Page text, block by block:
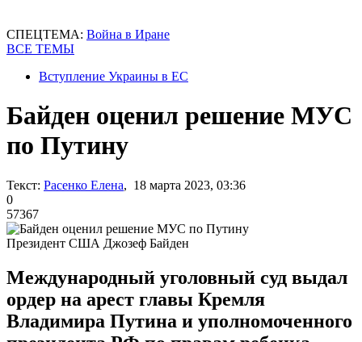
СПЕЦТЕМА: Война в Иране
ВСЕ ТЕМЫ
Вступление Украины в ЕС
Байден оценил решение МУС
по Путину
Текст: Расенко Елена, 18 марта 2023, 03:36
0
57367
Президент США Джозеф Байден
Международный уголовный суд выдал
ордер на арест главы Кремля
Владимира Путина и уполномоченного